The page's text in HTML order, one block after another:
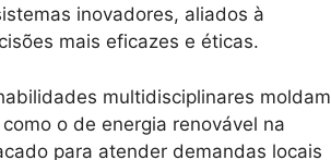
inovadores, aliados à
mais eficazes e éticas.
multidisciplinares moldam
o de energia renovável na
para atender demandas locais